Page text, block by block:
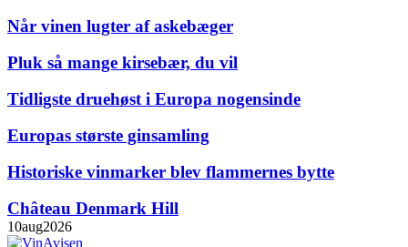
Når vinen lugter af askebæger
Pluk så mange kirsebær, du vil
Tidligste druehøst i Europa nogensinde
Europas største ginsamling
Historiske vinmarker blev flammernes bytte
Château Denmark Hill
10aug2026